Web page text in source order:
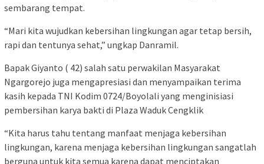
sembarang tempat.
“Mari kita wujudkan kebersihan lingkungan agar tetap bersih,
rapi dan tentunya sehat,” ungkap Danramil.
Bapak Giyanto ( 42) salah satu perwakilan Masyarakat
Ngargorejo juga mengapresiasi dan menyampaikan terima
kasih kepada TNI Kodim 0724/Boyolali yang menginisiasi
pembersihan karya bakti di Plaza Waduk Cengklik
“Kita harus tahu tentang manfaat menjaga kebersihan
lingkungan, karena menjaga kebersihan lingkungan sangatlah
berguna untuk kita semua karena dapat menciptakan